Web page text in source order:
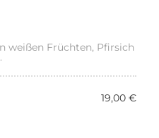
weißen Früchten, Pfirsich
19,00 €